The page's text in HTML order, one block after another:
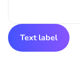
Text label